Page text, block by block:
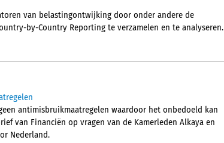
van belastingontwijking door onder andere de
by-Country Reporting te verzamelen en te analyseren.
antimisbruikmaatregelen waardoor het onbedoeld kan
van Financiën op vragen van de Kamerleden Alkaya en
Nederland.